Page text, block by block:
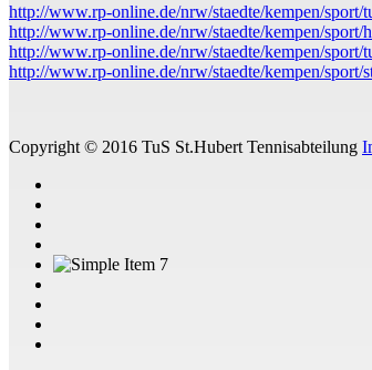
http://www.rp-online.de/nrw/staedte/kempen/
http://www.rp-online.de/nrw/staedte/kempen/
http://www.rp-online.de/nrw/staedte/kempen/
http://www.rp-online.de/nrw/staedte/kempen/
Copyright © 2016 TuS St.Hubert Tennisabteilung